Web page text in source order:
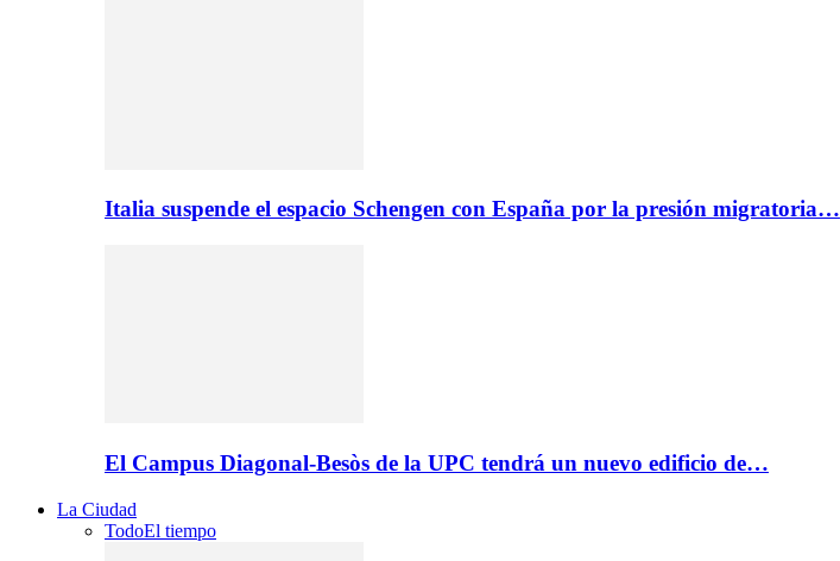
Italia suspende el espacio Schengen con España por la presión migratoria…
El Campus Diagonal-Besòs de la UPC tendrá un nuevo edificio de…
La Ciudad
TodoEl tiempo